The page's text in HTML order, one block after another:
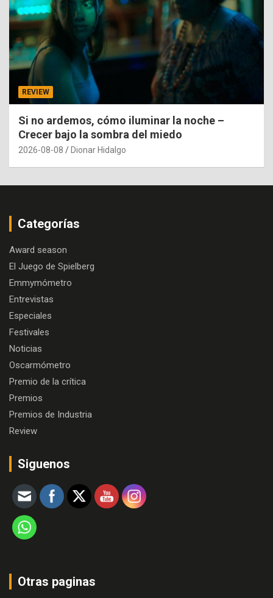
REVIEW
Si no ardemos, cómo iluminar la noche –
Crecer bajo la sombra del miedo
2026-08-08 Dionar Hidalgo
Categorías
Award season
El Juego de Spielberg
Emmymómetro
Entrevistas
Especiales
Festivales
Noticias
Oscarmómetro
Premio de la crítica
Premios
Premios de Industria
Review
Siguenos
Otras paginas